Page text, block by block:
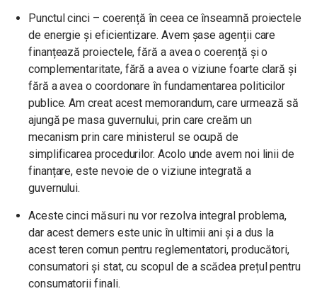
Punctul cinci – coerență în ceea ce înseamnă proiectele
de energie și eficientizare. Avem șase agenții care
finanțează proiectele, fără a avea o coerență și o
complementaritate, fără a avea o viziune foarte clară și
fără a avea o coordonare în fundamentarea politicilor
publice. Am creat acest memorandum, care urmează să
ajungă pe masa guvernului, prin care creăm un
mecanism prin care ministerul se ocupă de
simplificarea procedurilor. Acolo unde avem noi linii de
finanțare, este nevoie de o viziune integrată a
guvernului.
Aceste cinci măsuri nu vor rezolva integral problema,
dar acest demers este unic în ultimii ani și a dus la
acest teren comun pentru reglementatori, producători,
consumatori și stat, cu scopul de a scădea prețul pentru
consumatorii finali.